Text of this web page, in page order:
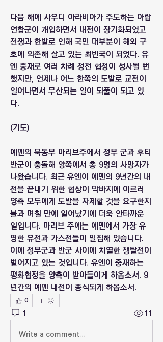
다음 해에 사우디 아라비아가 주도하는 아랍
연합군이 개입하면서 내전이 장기화되었고
전쟁과 한발로 인해 국민 대부분이 해외 구
호에 의존해 살고 있는 최빈국이 되었다. 유
엔 중재로 여러 차례 정전 협정이 성사될 뻔
했지만, 언제나 어느 한쪽의 도발로 교전이
일어나면서 무산되는 일이 되풀이 되고 있
다.
(기도)
예멘의 북동부 마리브주에서 정부 군과 후티
반군이 충돌해 양쪽에서 총 9명의 사망자가
나왔습니다. 최근 유엔이 예멘의 9년간의 내
전을 끝내기 위한 협상이 막바지에 이르러
양측 모두에게 도발을 자제할 것을 요구한지
불과 며칠 만에 일어났기에 더욱 안타까운
일입니다. 마리브 주에는 예멘에서 가장 유
명한 유전과 가스전들이 밀집해 있습니다.
이에 정부군과 반군 사이에 치열한 쟁탈전이
벌어지고 있는 것입니다. 유엔이 중재하는
평화협정을 양측이 받아들이게 하옵소서. 9
년간의 예멘 내전이 종식되게 하옵소서.
0
1
11
Write a comment...